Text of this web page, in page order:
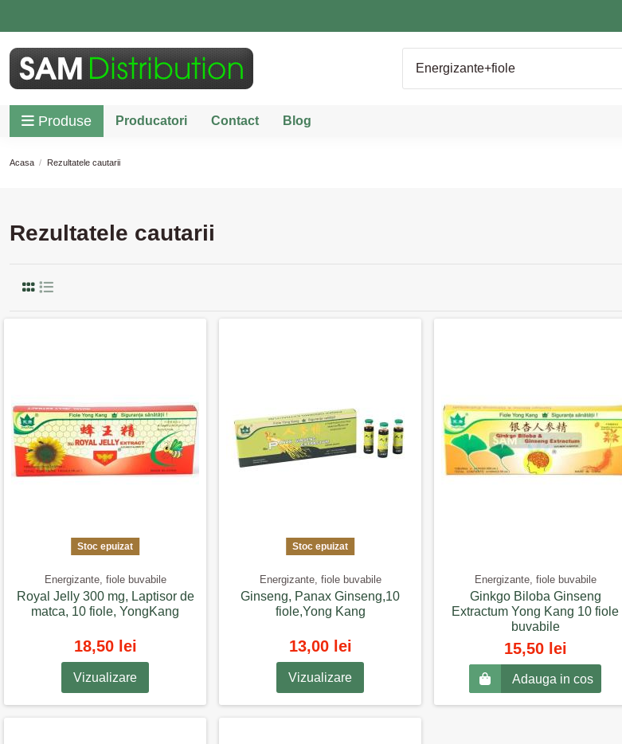
Produse Producatori Contact Blog
Acasa Rezultatele cautarii
Rezultatele cautarii
Stoc epuizat
Energizante, fiole buvabile
Royal Jelly 300 mg, Laptisor de
matca, 10 fiole, YongKang
18,50 lei
Vizualizare
Stoc epuizat
Energizante, fiole buvabile
Ginseng, Panax Ginseng,10
fiole,Yong Kang
13,00 lei
Vizualizare
Energizante, fiole buvabile
Ginkgo Biloba Ginseng
Extractum Yong Kang 10 fiole
buvabile
15,50 lei
Adauga in cos